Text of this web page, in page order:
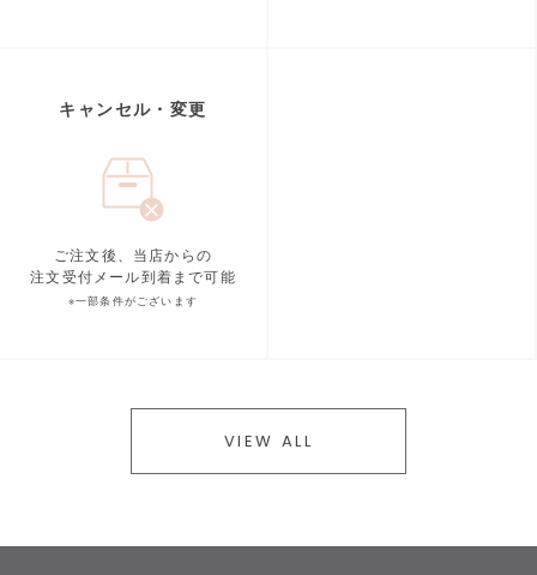
キャンセル・変更
ご注文後、当店からの
注文受付メール到着まで可能
※一部条件がございます
VIEW ALL